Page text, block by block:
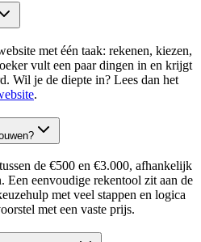
met één taak: rekenen, kiezen,
vult een paar dingen in en krijgt
Wil je de diepte in? Lees dan het
.
de €500 en €3.000, afhankelijk
Een eenvoudige rekentool zit aan de
met veel stappen en logica
met een vaste prijs.